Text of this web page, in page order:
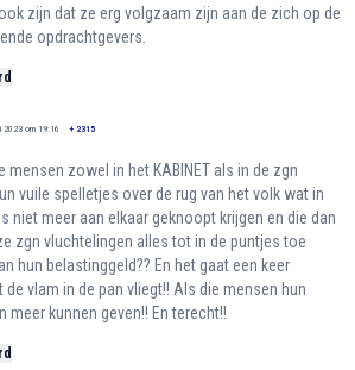
zijn dat ze erg volgzaam zijn aan de zich op de
opdrachtgevers.
2023 om 19:16 + 2315
mensen zowel in het KABINET als in de zgn
vuile spelletjes over de rug van het volk wat in
niet meer aan elkaar geknoopt krijgen en die dan
zgn vluchtelingen alles tot in de puntjes toe
hun belastinggeld?? En het gaat een keer
de vlam in de pan vliegt!! Als die mensen hun
meer kunnen geven!! En terecht!!